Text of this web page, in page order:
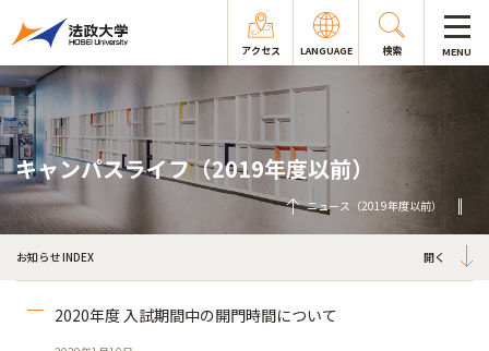
アクセス LANGUAGE 検索 MENU
キャンパスライフ（2019年度以前）
ニュース（2019年度以前）
お知らせ INDEX
2020年度 入試期間中の開門時間について